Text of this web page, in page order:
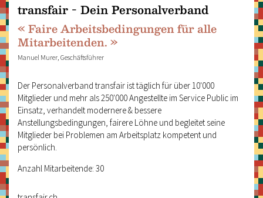
transfair - Dein Personalverband
« Faire Arbeitsbedingungen für alle
Mitarbeitenden. »
Manuel Murer, Geschäftsführer
Der Personalverband transfair ist täglich für über 10'000
Mitglieder und mehr als 250'000 Angestellte im Service Public im
Einsatz, verhandelt modernere & bessere
Anstellungsbedingungen, fairere Löhne und begleitet seine
Mitglieder bei Problemen am Arbeitsplatz kompetent und
persönlich.
Anzahl Mitarbeitende: 30